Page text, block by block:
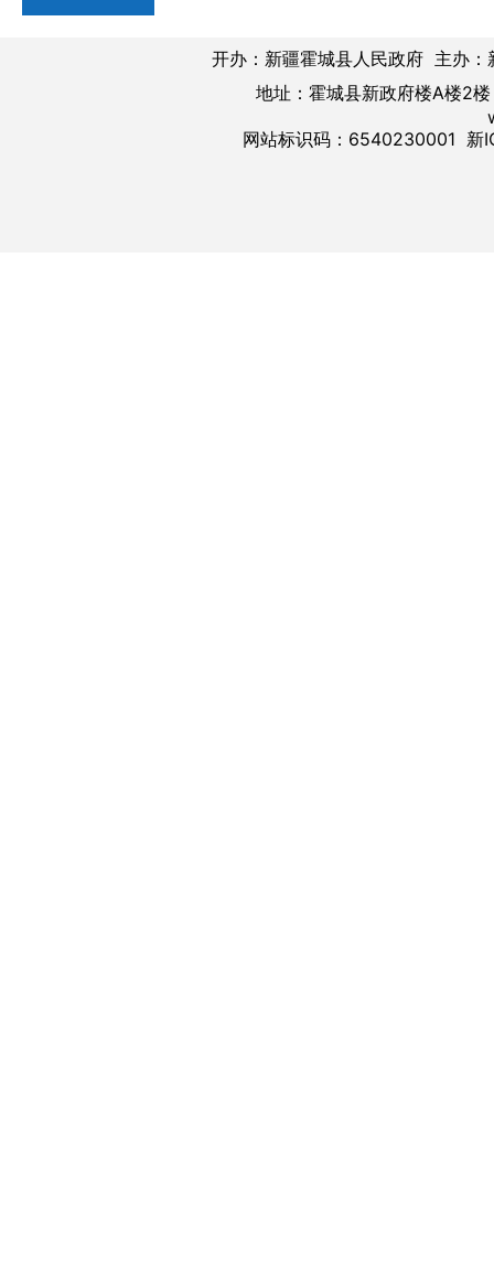
开办：新疆霍城县人民政府 主办
地址：霍城县新政府楼A楼
网站标识码：6540230001 新